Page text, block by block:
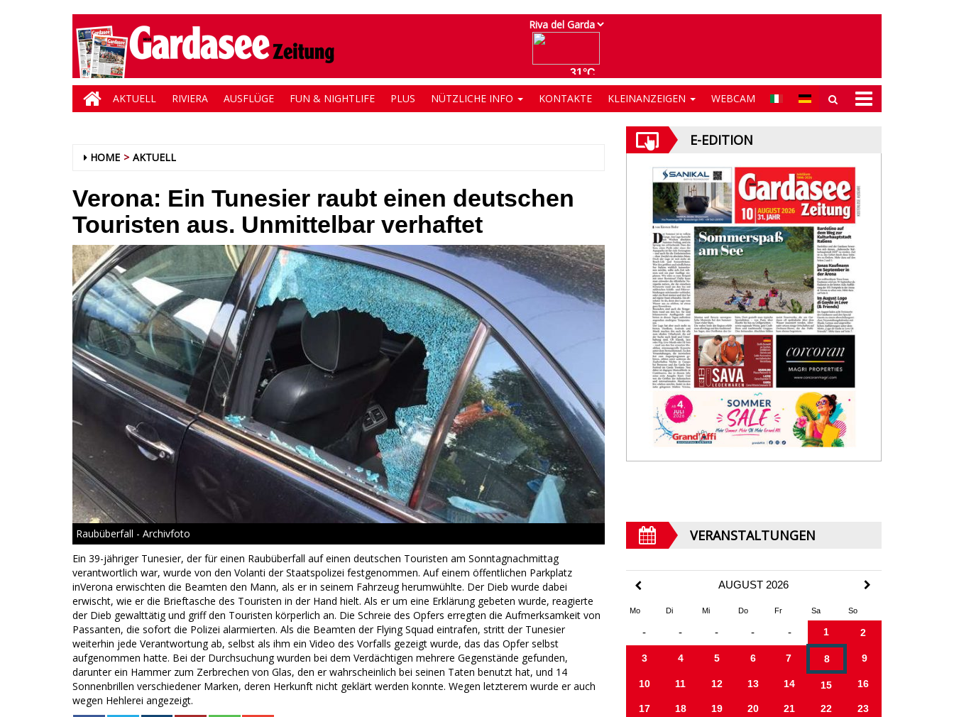
AKTUELL RIVIERA AUSFLÜGE FUN & NIGHTLIFE PLUS NÜTZLICHE INFO KONTAKTE KLEINANZEIGEN WEBCAM
HOME AKTUELL
Verona: Ein Tunesier raubt einen deutschen
Touristen aus. Unmittelbar verhaftet
Raubüberfall - Archivfoto
Ein 39-jähriger Tunesier, der für einen Raubüberfall auf einen deutschen Touristen am Sonntagnachmittag
verantwortlich war, wurde von den Volanti der Staatspolizei festgenommen. Auf einem öffentlichen Parkplatz
inVerona erwischten die Beamten den Mann, als er in seinem Fahrzeug herumwühlte. Der Dieb wurde dabei
erwischt, wie er die Brieftasche des Touristen in der Hand hielt. Als er um eine Erklärung gebeten wurde, reagierte
der Dieb gewalttätig und griff den Touristen körperlich an. Die Schreie des Opfers erregten die Aufmerksamkeit von
Passanten, die sofort die Polizei alarmierten. Als die Beamten der Flying Squad eintrafen, stritt der Tunesier
weiterhin jede Verantwortung ab, selbst als ihm ein Video des Vorfalls gezeigt wurde, das das Opfer selbst
aufgenommen hatte. Bei der Durchsuchung wurden bei dem Verdächtigen mehrere Gegenstände gefunden,
darunter ein Hammer zum Zerbrechen von Glas, den er wahrscheinlich bei seinen Taten benutzt hat, und 14
Sonnenbrillen verschiedener Marken, deren Herkunft nicht geklärt werden konnte. Wegen letzterem wurde er auch
wegen Hehlerei angezeigt.
E-EDITION
VERANSTALTUNGEN
AUGUST 2026
Mo Di Mi Do Fr Sa So
- - - - - 1 2
3 4 5 6 7 8 9
10 11 12 13 14 15 16
17 18 19 20 21 22 23